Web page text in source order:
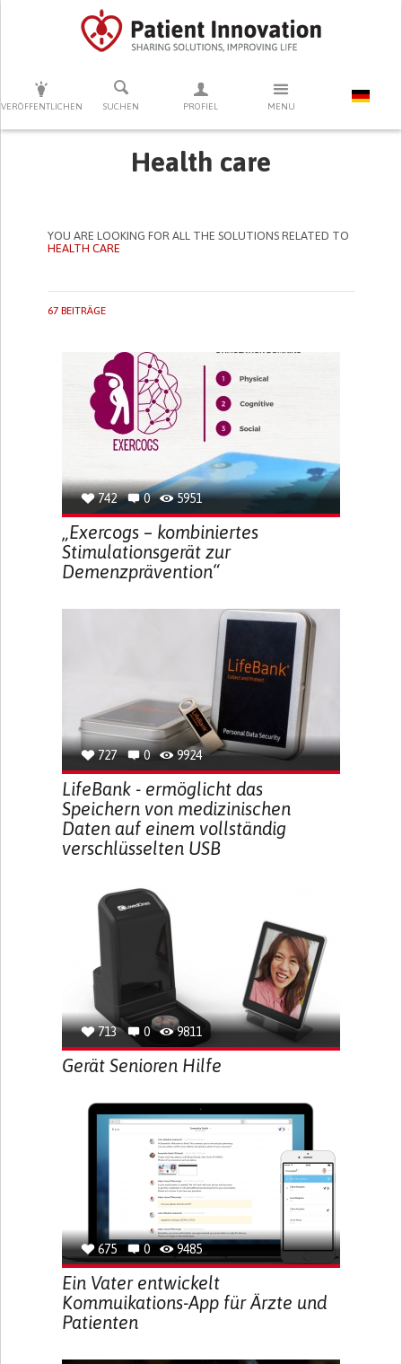
VERÖFFENTLICHEN SUCHEN PROFIEL MENU
DRÜCKEN SIE AUF ENTER UM DIE SUCHE ZU STARTEN
Health care
YOU ARE LOOKING FOR ALL THE SOLUTIONS RELATED TO
HEALTH CARE
67 BEITRÄGE
742 0 5951
„Exercogs – kombiniertes
Stimulationsgerät zur
Demenzprävention“
727 0 9924
LifeBank - ermöglicht das
Speichern von medizinischen
Daten auf einem vollständig
verschlüsselten USB
713 0 9811
Gerät Senioren Hilfe
675 0 9485
Ein Vater entwickelt
Kommuikations-App für Ärzte und
Patienten